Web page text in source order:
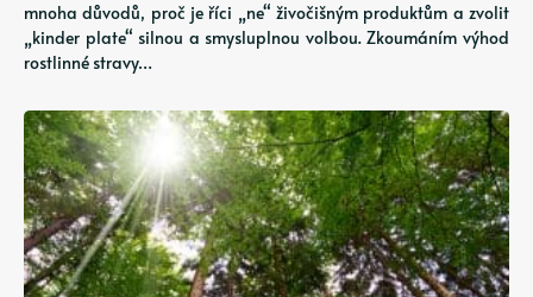
mnoha důvodů, proč je říci „ne“ živočišným produktům a zvolit
„kinder plate“ silnou a smysluplnou volbou. Zkoumáním výhod
rostlinné stravy…